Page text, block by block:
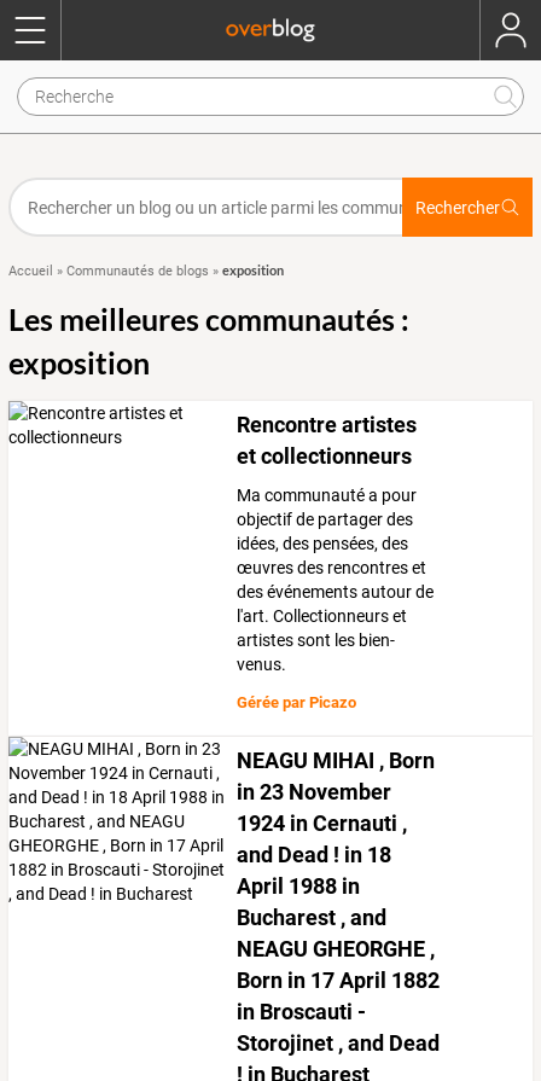
Rechercher
Accueil » Communautés de blogs » exposition
Les meilleures communautés :
exposition
Rencontre artistes
et collectionneurs
Ma communauté a pour
objectif de partager des
idées, des pensées, des
œuvres des rencontres et
des événements autour de
l'art. Collectionneurs et
artistes sont les bien-
venus.
Gérée parPicazo
NEAGU MIHAI , Born
in 23 November
1924 in Cernauti ,
and Dead ! in 18
April 1988 in
Bucharest , and
NEAGU GHEORGHE ,
Born in 17 April 1882
in Broscauti -
Storojinet , and Dead
! in Bucharest